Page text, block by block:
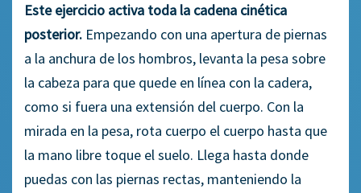
Este ejercicio activa toda la cadena cinética
posterior. Empezando con una apertura de piernas
a la anchura de los hombros, levanta la pesa sobre
la cabeza para que quede en línea con la cadera,
como si fuera una extensión del cuerpo. Con la
mirada en la pesa, rota cuerpo el cuerpo hasta que
la mano libre toque el suelo. Llega hasta donde
puedas con las piernas rectas, manteniendo la